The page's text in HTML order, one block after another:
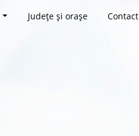
Județe și orașe Contact